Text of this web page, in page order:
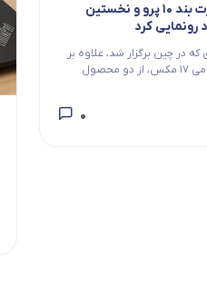
شیائومی از اسمارت بند ۱۰ پرو و نخستین
رونمایی کرد
در چین برگزار شد، علاوه بر
معرفی گوشی شیائومی ۱۷ مکس، از دو محصول
0